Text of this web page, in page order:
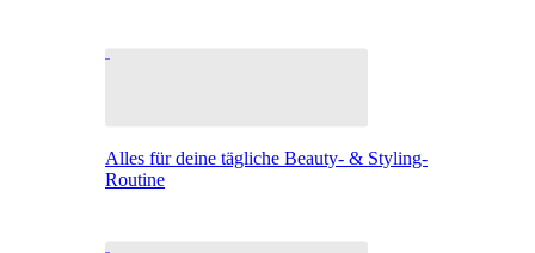
Alles für deine tägliche Beauty- & Styling-
Routine